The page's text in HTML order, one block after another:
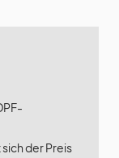
der Preis